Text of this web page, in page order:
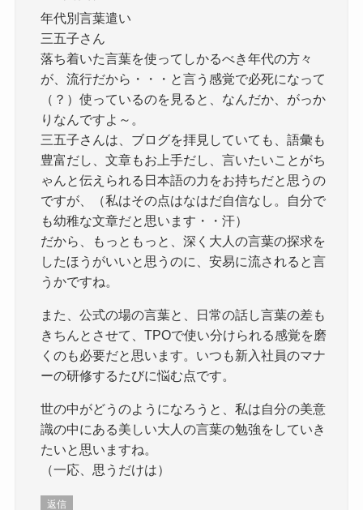
年代別言葉遣い
三五子さん
落ち着いた言葉を使ってしかるべき年代の方々
が、流行だから・・・と言う感覚で必死になって
（？）使っているのを見ると、なんだか、がっか
りなんですよ～。
三五子さんは、ブログを拝見していても、語彙も
豊富だし、文章もお上手だし、言いたいことがち
ゃんと伝えられる日本語の力をお持ちだと思うの
ですが、（私はその点はなはだ自信なし。自分で
も幼稚な文章だと思います・・汗）
だから、もっともっと、深く大人の言葉の探求を
したほうがいいと思うのに、安易に流されると言
うかですね。
また、公式の場の言葉と、日常の話し言葉の差も
きちんとさせて、TPOで使い分けられる感覚を磨
くのも必要だと思います。いつも新入社員のマナ
ーの研修するたびに悩む点です。
世の中がどうのようになろうと、私は自分の美意
識の中にある美しい大人の言葉の勉強をしていき
たいと思いますね。
（一応、思うだけは）
返信